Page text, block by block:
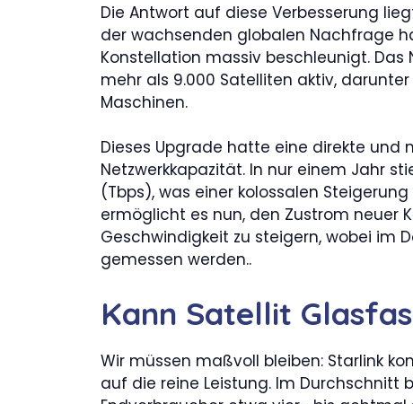
Die Antwort auf diese Verbesserung
der wachsenden globalen Nachfrage
Konstellation massiv beschleunigt.
mehr als 9.000 Satelliten aktiv,
Maschinen.
Dieses Upgrade hatte eine direkte und
Netzwerkkapazität. In nur einem Jahr
(Tbps), was einer kolossalen
ermöglicht es nun, den Zustrom neuer
Geschwindigkeit zu steigern, wobei im
gemessen werden..
Kann Satellit
Wir müssen maßvoll bleiben: Starlink
auf die reine Leistung. Im Durchschnitt